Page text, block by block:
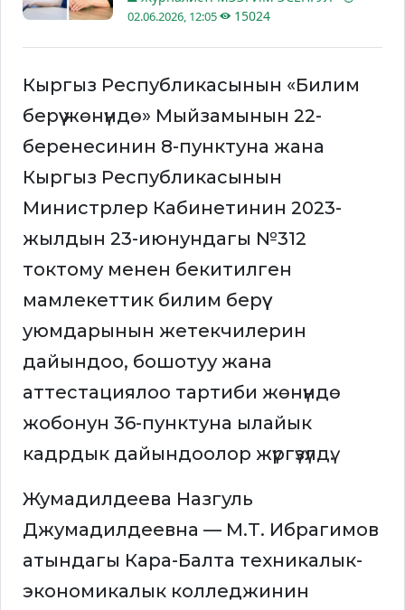
02.06.2026, 12:05 15024
Кыргыз Республикасынын «Билим
берүү жөнүндө» Мыйзамынын 22-
беренесинин 8-пунктуна жана
Кыргыз Республикасынын
Министрлер Кабинетинин 2023-
жылдын 23-июнундагы №312
токтому менен бекитилген
мамлекеттик билим берүү
уюмдарынын жетекчилерин
дайындоо, бошотуу жана
аттестациялоо тартиби жөнүндө
жобонун 36-пунктуна ылайык
кадрдык дайындоолор жүргүзүлдү.
Жумадилдеева Назгуль
Джумадилдеевна — М.Т. Ибрагимов
атындагы Кара-Балта техникалык-
экономикалык колледжинин